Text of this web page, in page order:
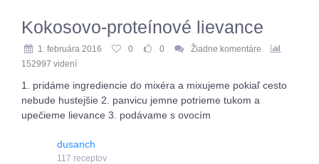
Kokosovo-proteínové lievance
1. februára 2016 0 0
Žiadne komentáre
152997 videní
1. pridáme ingrediencie do mixéra a mixujeme pokiaľ cesto
nebude hustejšie 2. panvicu jemne potrieme tukom a
upečieme lievance 3. podávame s ovocím
dusanch
117 receptov